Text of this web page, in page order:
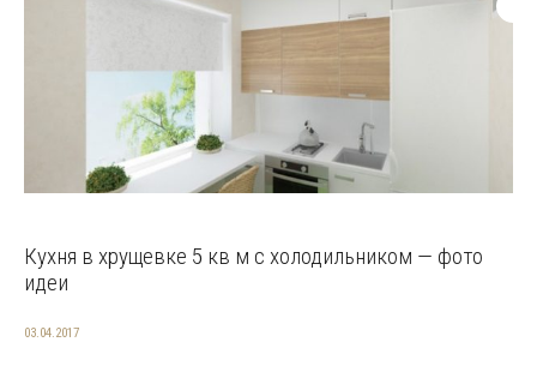
Кухня в хрущевке 5 кв м с холодильником — фото
идеи
03.04.2017